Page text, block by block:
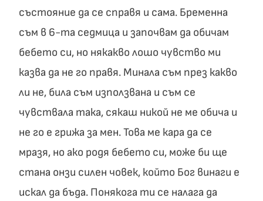
състояние да се справя и сама. Бременна
съм в 6-та седмица и започвам да обичам
бебето си, но някакво лошо чувство ми
казва да не го правя. Минала съм през какво
ли не, била съм използвана и съм се
чувствала така, сякаш никой не ме обича и
не го е грижа за мен. Това ме кара да се
мразя, но ако родя бебето си, може би ще
стана онзи силен човек, който Бог винаги е
искал да бъда. Понякога ти се налага да